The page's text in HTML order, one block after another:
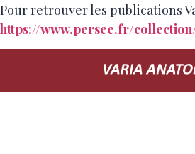
Pour retrouver les publications
https://www.persee.fr/